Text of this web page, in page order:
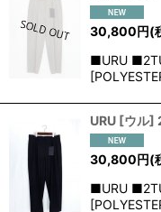
30,800円(
■URU
URU [ウル]
30,800円(
■URU